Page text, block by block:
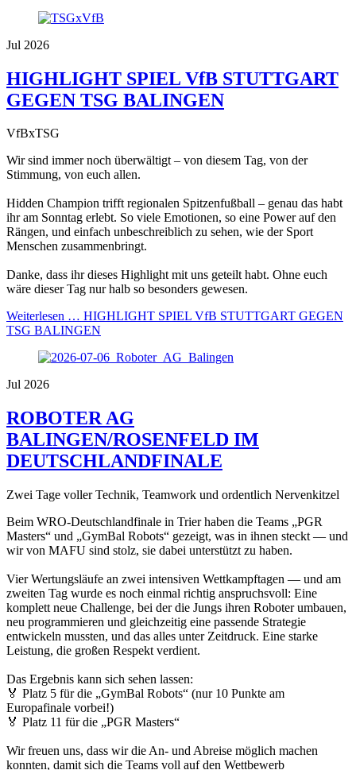
Jul 2026
HIGHLIGHT SPIEL VfB STUTTGART
GEGEN TSG BALINGEN
VfBxTSG
Wir sind immer noch überwältigt – von diesem Tag, von der
Stimmung, von euch allen.
Hidden Champion trifft regionalen Spitzenfußball – genau das habt
ihr am Sonntag erlebt. So viele Emotionen, so eine Power auf den
Rängen, und einfach unbeschreiblich zu sehen, wie der Sport
Menschen zusammenbringt.
Danke, dass ihr dieses Highlight mit uns geteilt habt. Ohne euch
wäre dieser Tag nur halb so besonders gewesen.
Weiterlesen … HIGHLIGHT SPIEL VfB STUTTGART GEGEN
TSG BALINGEN
Jul 2026
ROBOTER AG
BALINGEN/ROSENFELD IM
DEUTSCHLANDFINALE
Zwei Tage voller Technik, Teamwork und ordentlich Nervenkitzel
Beim WRO-Deutschlandfinale in Trier haben die Teams „PGR
Masters“ und „GymBal Robots“ gezeigt, was in ihnen steckt — und
wir von MAFU sind stolz, sie dabei unterstützt zu haben.
Vier Wertungsläufe an zwei intensiven Wettkampftagen — und am
zweiten Tag wurde es noch einmal richtig anspruchsvoll: Eine
komplett neue Challenge, bei der die Jungs ihren Roboter umbauen,
neu programmieren und gleichzeitig eine passende Strategie
entwickeln mussten, und das alles unter Zeitdruck. Eine starke
Leistung, die großen Respekt verdient.
Das Ergebnis kann sich sehen lassen:
🏅 Platz 5 für die „GymBal Robots“ (nur 10 Punkte am
Europafinale vorbei!)
🏅 Platz 11 für die „PGR Masters“
Wir freuen uns, dass wir die An- und Abreise möglich machen
konnten, damit sich die Teams voll auf den Wettbewerb